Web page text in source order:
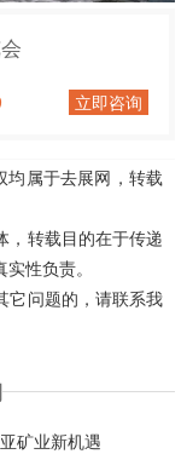
立即咨询
均属于去展网，转载
，转载目的在于传递
性负责。
它问题的，请联系我
矿业新机遇